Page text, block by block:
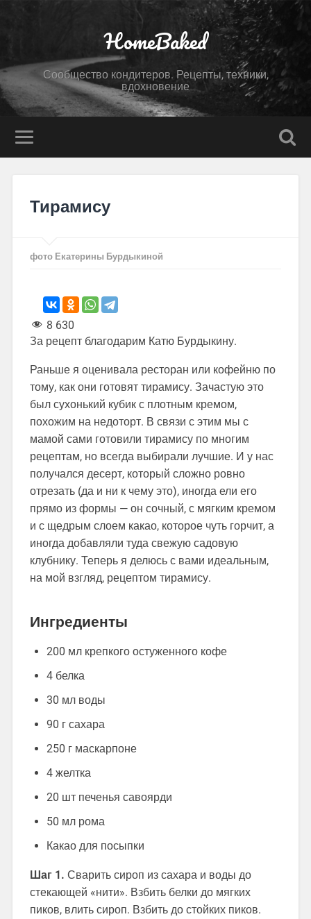
HomeBaked
Сообщество кондитеров. Рецепты, техники,
вдохновение
Тирамису
фото Екатерины Бурдыкиной
8 630
За рецепт благодарим Катю Бурдыкину.
Раньше я оценивала ресторан или кофейню по
тому, как они готовят тирамису. Зачастую это
был сухонький кубик с плотным кремом,
похожим на недоторт. В связи с этим мы с
мамой сами готовили тирамису по многим
рецептам, но всегда выбирали лучшие. И у нас
получался десерт, который сложно ровно
отрезать (да и ни к чему это), иногда ели его
прямо из формы — он сочный, с мягким кремом
и с щедрым слоем какао, которое чуть горчит, а
иногда добавляли туда свежую садовую
клубнику. Теперь я делюсь с вами идеальным,
на мой взгляд, рецептом тирамису.
Ингредиенты
200 мл крепкого остуженного кофе
4 белка
30 мл воды
90 г сахара
250 г маскарпоне
4 желтка
20 шт печенья савоярди
50 мл рома
Какао для посыпки
Шаг 1. Сварить сироп из сахара и воды до
стекающей «нити». Взбить белки до мягких
пиков, влить сироп. Взбить до стойких пиков.